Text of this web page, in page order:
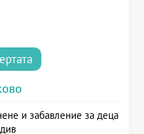
и забавление за деца